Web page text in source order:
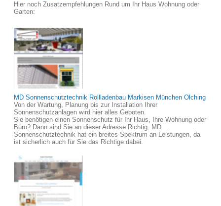
Hier noch Zusatzempfehlungen Rund um Ihr Haus Wohnung oder
Garten:
MD Sonnenschutztechnik Rollladenbau Markisen München Olching
Von der Wartung, Planung bis zur Installation Ihrer
Sonnenschutzanlagen wird hier alles Geboten.
Sie benötigen einen Sonnenschutz für Ihr Haus, Ihre Wohnung oder
Büro? Dann sind Sie an dieser Adresse Richtig. MD
Sonnenschutztechnik hat ein breites Spektrum an Leistungen, da
ist sicherlich auch für Sie das Richtige dabei.